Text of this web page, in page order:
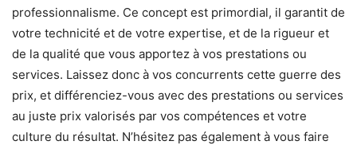
professionnalisme. Ce concept est primordial, il garantit de
votre technicité et de votre expertise, et de la rigueur et
de la qualité que vous apportez à vos prestations ou
services. Laissez donc à vos concurrents cette guerre des
prix, et différenciez-vous avec des prestations ou services
au juste prix valorisés par vos compétences et votre
culture du résultat. N’hésitez pas également à vous faire